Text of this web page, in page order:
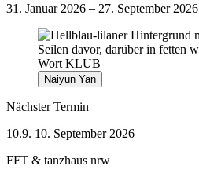
31. Januar 2026 – 27. September 2026
Naiyun Yan
Nächster Termin
10.9. 10. September 2026
FFT & tanzhaus nrw